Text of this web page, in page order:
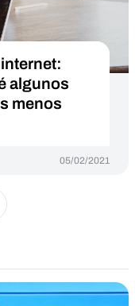
algunos
menos
05/02/2021